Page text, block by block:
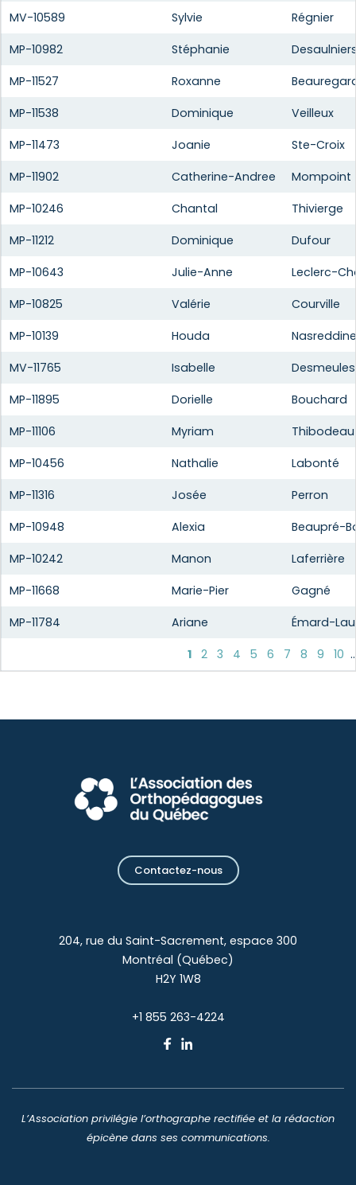
MV-10589
Sylvie
Régnier
MP-10982
Stéphanie
MP-11527
Roxanne
MP-11538
Dominique
Veilleux
MP-11473
Joanie
Ste-Croix
MP-11902
Catherine-Andree
Mompoint
MP-10246
Chantal
Thivierge
MP-11212
Dominique
Dufour
MP-10643
Julie-Anne
Leclerc-
MP-10825
Valérie
Courville
MP-10139
Houda
Nasreddine
MV-11765
Isabelle
Desmeules
MP-11895
Dorielle
Bouchard
MP-11106
Myriam
Thibodeau
MP-10456
Nathalie
Labonté
MP-11316
Josée
Perron
MP-10948
Alexia
Beaupré-
MP-10242
Manon
Laferrière
MP-11668
Marie-Pier
Gagné
MP-11784
Ariane
Émard-
1
2 3 4 5 6 7 8 9 10
Contactez-nous
204, rue du Saint-Sacrement, espace 300
Montréal (Québec)
H2Y 1W8
+1 855 263-4224
L’Association privilégie l’orthographe rectifiée et la rédaction
épicène dans ses communications.